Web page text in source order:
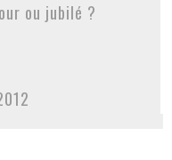
ou jubilé ?